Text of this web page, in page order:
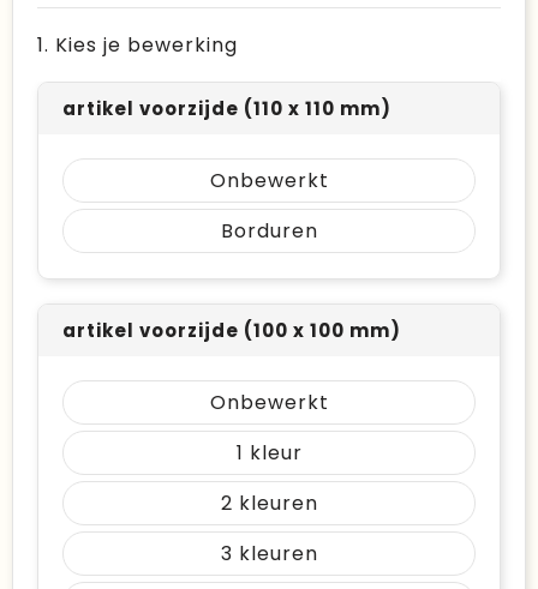
1. Kies je bewerking
artikel voorzijde (110 x 110 mm)
Onbewerkt
Borduren
artikel voorzijde (100 x 100 mm)
Onbewerkt
1
2
3